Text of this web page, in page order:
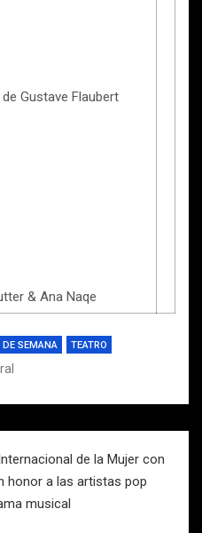
Gustave Flaubert
& Ana Naqe
DE SEMANA TEATRO
de la Mujer con
honor a las artistas pop
musical